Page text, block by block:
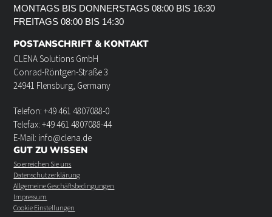
MONTAGS BIS DONNERSTAGS 08:00 BIS 16:30
FREITAGS 08:00 BIS 14:30
POSTANSCHRIFT & KONTAKT
CLENA Solutions GmbH
Conrad-Röntgen-Straße 3
24941 Flensburg, Germany
Telefon: +49 461 4807088-0
Telefax: +49 461 4807088-44
E-Mail: info@clena.de
GUT ZU WISSEN
So erreichen Sie uns
Datenschutzerklärung
Allgemeine Geschäftsbedingungen
Impressum
Cookie Einstellungen